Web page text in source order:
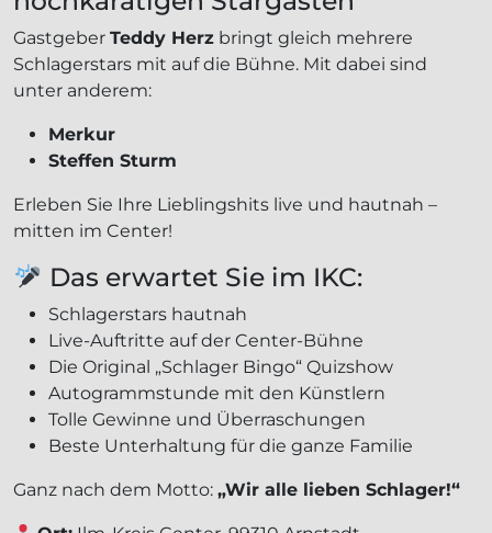
Gastgeber Teddy Herz bringt gleich mehrere
Schlagerstars mit auf die Bühne. Mit dabei sind
unter anderem:
Merkur
Steffen Sturm
Erleben Sie Ihre Lieblingshits live und hautnah –
mitten im Center!
Das erwartet Sie im IKC:
Schlagerstars hautnah
Live-Auftritte auf der Center-Bühne
Die Original „Schlager Bingo“ Quizshow
Autogrammstunde mit den Künstlern
Tolle Gewinne und Überraschungen
Beste Unterhaltung für die ganze Familie
Ganz nach dem Motto: „Wir alle lieben Schlager!“